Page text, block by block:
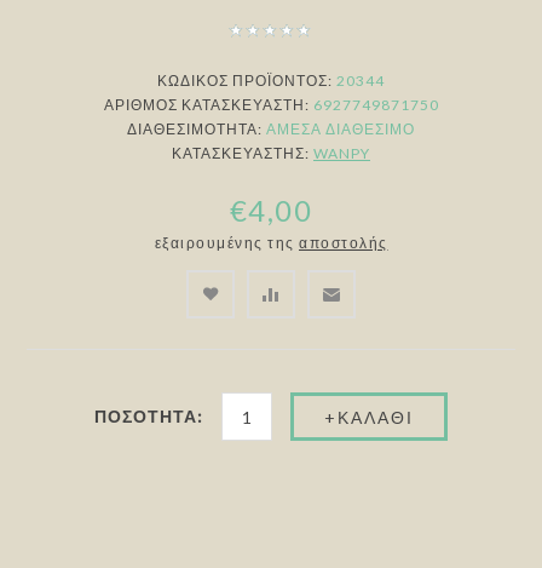
ΚΩΔΙΚΟΣ ΠΡΟΪΟΝΤΟΣ: 20344
ΑΡΙΘΜΌΣ ΚΑΤΑΣΚΕΥΑΣΤΉ: 6927749871750
ΔΙΑΘΕΣΙΜΌΤΗΤΑ: ΆΜΕΣΑ ΔΙΑΘΈΣΙΜΟ
ΚΑΤΑΣΚΕΥΑΣΤΉΣ: WANPY
€4,00
εξαιρουμένης της αποστολής
ΠΟΣΌΤΗΤΑ: